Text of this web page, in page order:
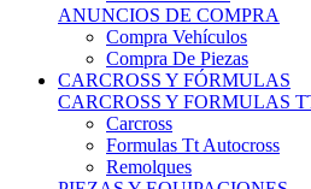
Compra Vehículos
Compra De Piezas
CARCROSS Y FÓRMULAS
CARCROSS Y FORMULAS TT
Carcross
Formulas Tt Autocross
Remolques
PIEZAS Y EQUIPACIONES
Mecanica